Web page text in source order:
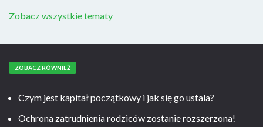
Zobacz wszystkie tematy
ZOBACZ RÓWNIEŻ
Czym jest kapitał początkowy i jak się go ustala?
Ochrona zatrudnienia rodziców zostanie rozszerzona!